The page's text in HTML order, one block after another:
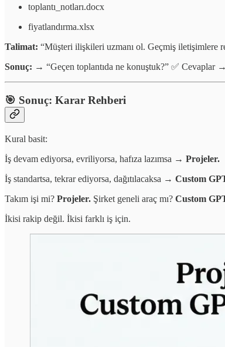
toplantı_notları.docx
fiyatlandırma.xlsx
Talimat: “Müşteri ilişkileri uzmanı ol. Geçmiş iletişimlere
Sonuç: → “Geçen toplantıda ne konuştuk?” ✅
🎯 Sonuç: Karar Rehberi
Kural basit:
İş devam ediyorsa, evriliyorsa, hafıza lazımsa → Projeler.
İş standartsa, tekrar ediyorsa, dağıtılacaksa → Custom
Takım işi mi? Projeler. Şirket geneli araç mı? Custom
İkisi rakip değil. İkisi farklı iş için.